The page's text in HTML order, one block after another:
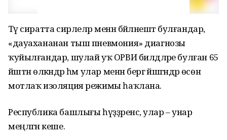
Тәү сиратта сирлеләр менән бәйләнештә булғандар,
«дауахананан тыш пневмония» диагнозы
ҡуйылғандар, шулай уҡ ОРВИ билдәләре булған 65
йәштән өлкәндәр һәм улар менән бергә йәшәгәндәр өсөн
мотлаҡ изоляция режимы һаҡлана.
Республика башлығы һүҙҙәренсә, улар – унар
меңләгән кеше.